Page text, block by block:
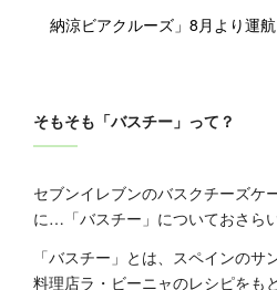
納涼ビアクルーズ」8月より運航
そもそも「バスチー」って？
セブンイレブンのバスクチーズケ
に…「バスチー」についておさら
「バスチー」とは、スペインのサ
料理店ラ・ビーニャのレシピをも